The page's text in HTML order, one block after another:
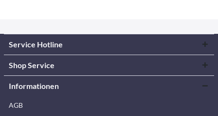
Service Hotline
Shop Service
Informationen
AGB